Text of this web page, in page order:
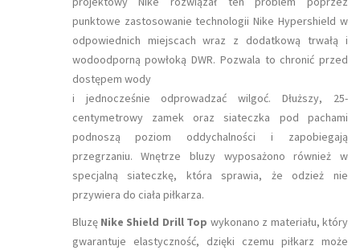
punktowe zastosowanie technologii Nike Hypershield w
odpowiednich miejscach wraz z dodatkową trwałą i
wodoodporną powłoką DWR. Pozwala to chronić przed
dostępem wody
i jednocześnie odprowadzać wilgoć. Dłuższy, 25-
centymetrowy zamek oraz siateczka pod pachami
podnoszą poziom oddychalności i zapobiegają
przegrzaniu. Wnętrze bluzy wyposażono również w
specjalną siateczkę, która sprawia, że odzież nie
przywiera do ciała piłkarza.
Bluzę Nike Shield Drill Top wykonano z materiału, który
gwarantuje elastyczność, dzięki czemu piłkarz może